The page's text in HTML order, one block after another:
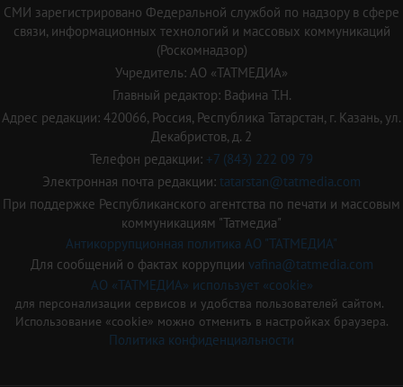
СМИ зарегистрировано Федеральной службой по надзору в сфере
связи, информационных технологий и массовых коммуникаций
(Роскомнадзор)
Учредитель: АО «ТАТМЕДИА»
Главный редактор: Вафина Т.Н.
Адрес редакции: 420066, Россия, Республика Татарстан, г. Казань, ул.
Декабристов, д. 2
Телефон редакции: +7 (843) 222 09 79
Электронная почта редакции: tatarstan@tatmedia.com
При поддержке Республиканского агентства по печати и массовым
коммуникациям "Татмедиа"
Антикоррупционная политика АО "ТАТМЕДИА"
Для сообщений о фактах коррупции vafina@tatmedia.com
АО «ТАТМЕДИА» использует «cookie»
для персонализации сервисов и удобства пользователей сайтом.
Использование «cookie» можно отменить в настройках браузера.
Политика конфиденциальности